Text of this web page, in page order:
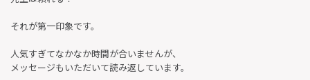
それが第一印象です。
人気すぎてなかなか時間が合いませんが、
メッセージもいただいて読み返しています。